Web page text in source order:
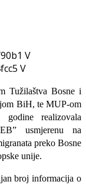
Tužilaštva Bosne i
BiH, te MUP-om
realizovala
usmjerenu na
preko Bosne
unije.
broj informacija o